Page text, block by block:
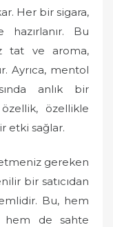
Her bir sigara,
Bu
tat ve aroma,
Ayrıca, mentol
anlık bir
özellikle
etki sağlar.
gereken
bir satıcıdan
Bu, hem
hem de sahte